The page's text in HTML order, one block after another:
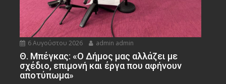
6 Αυγούστου 2026 admin admin
Θ. Μπέγκας: «Ο Δήμος μας αλλάζει με
σχέδιο, επιμονή και έργα που αφήνουν
αποτύπωμα»